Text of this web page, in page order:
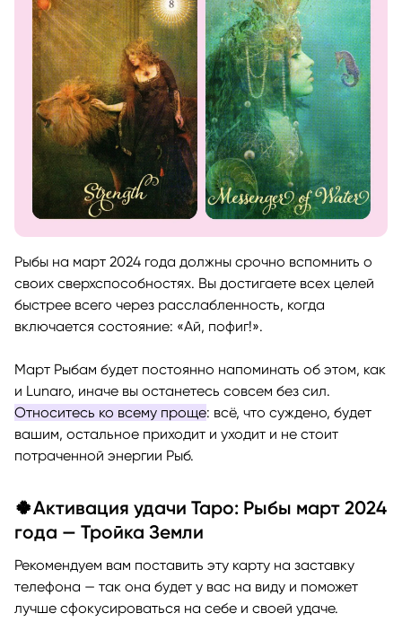
Рыбы на март 2024 года должны срочно вспомнить о
своих сверхспособностях. Вы достигаете всех целей
быстрее всего через расслабленность, когда
включается состояние: «Ай, пофиг!».
Март Рыбам будет постоянно напоминать об этом, как
и Lunaro, иначе вы останетесь совсем без сил.
Относитесь ко всему проще: всё, что суждено, будет
вашим, остальное приходит и уходит и не стоит
потраченной энергии Рыб.
🍀Активация удачи Таро: Рыбы март 2024
года — Тройка Земли
Рекомендуем вам поставить эту карту на заставку
телефона — так она будет у вас на виду и поможет
лучше сфокусироваться на себе и своей удаче.